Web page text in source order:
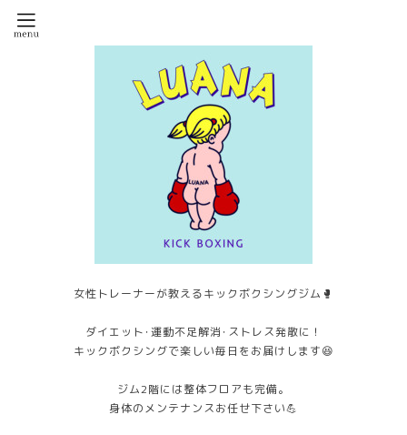
女性トレーナーが教えるキックボクシングジム🥊
ダイエット･運動不足解消･ストレス発散に！
キックボクシングで楽しい毎日をお届けします😆
ジム2階には整体フロアも完備。
身体のメンテナンスお任せ下さい💪